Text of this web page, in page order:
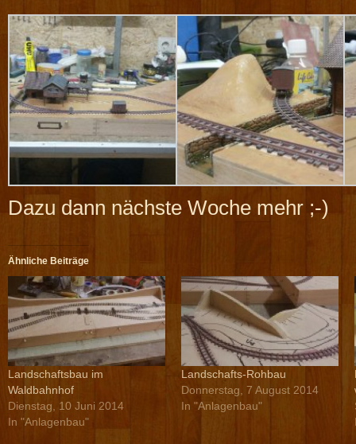
Dazu dann nächste Woche mehr ;-)
Ähnliche Beiträge
Landschaftsbau im
Waldbahnhof
Dienstag, 10 Juni 2014
In "Anlagenbau"
Landschafts-Rohbau
Donnerstag, 7 August 2014
In "Anlagenbau"